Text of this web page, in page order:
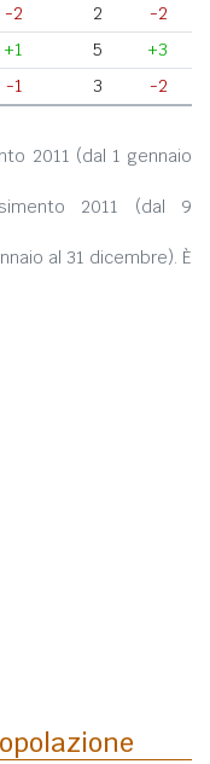
-2 2
-2
+1 5
+3
-1 3 -2
2011 (dal 1 gennaio
2011 (dal 9
al 31 dicembre). È